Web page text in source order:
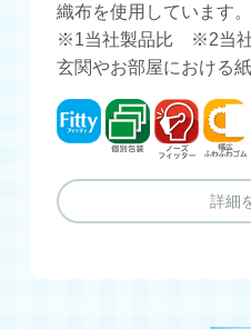
織布を使用しています。
※1当社製品比 ※2当社
玄関やお部屋における
フィッティ個別包装ノーズ
詳細